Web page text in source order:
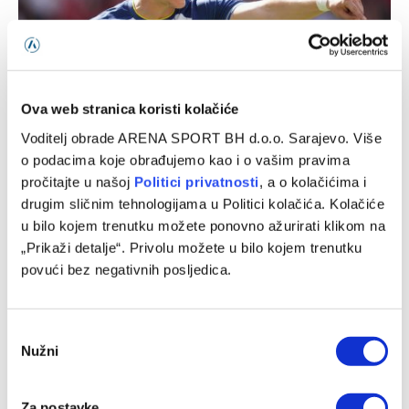
Ova web stranica koristi kolačiće
Voditelj obrade ARENA SPORT BH d.o.o. Sarajevo. Više
o podacima koje obrađujemo kao i o vašim pravima
pročitajte u našoj Politici privatnosti, a o kolačićima i
drugim sličnim tehnologijama u Politici kolačića. Kolačiće
u bilo kojem trenutku možete ponovno ažurirati klikom na
„Prikaži detalje“. Privolu možete u bilo kojem trenutku
povući bez negativnih posljedica.
Selection
Nužni
Vezista reprezentacije BiH želja hrvatskog velikana
Bivši fudbaler Željezničara nakon sedam mjeseci pauze